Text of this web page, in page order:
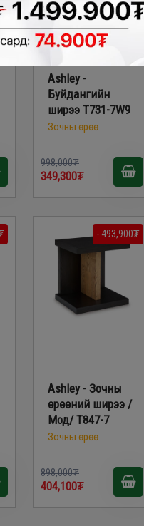
Ashley -
Буйдангийн
ширээ T731-7W9
Зочны өрөө
998,000₮
349,300₮
- 493,900₮
Ashley - Зочны
өрөөний ширээ /
Мод/ T847-7
Зочны өрөө
898,000₮
404,100₮